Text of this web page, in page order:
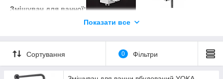
Змішувач для ванної:
У наших квартирах і приватних будинках ванні кімнати обов'язково
Показати все
Сортування 0 Фільтри